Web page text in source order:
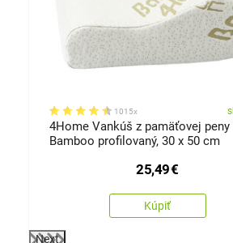
1015x
4Home Vankúš z pamäťovej peny
Bamboo profilovaný, 30 x 50 cm
25,49€
Kúpiť
Next